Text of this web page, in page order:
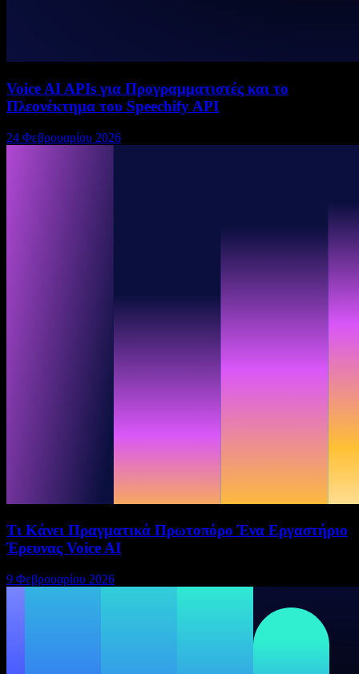
Voice AI APIs για Προγραμματιστές και το
Πλεονέκτημα του Speechify API
24 Φεβρουαρίου 2026
Τι Κάνει Πραγματικά Πρωτοπόρο Ένα Εργαστήριο
Έρευνας Voice AI
9 Φεβρουαρίου 2026